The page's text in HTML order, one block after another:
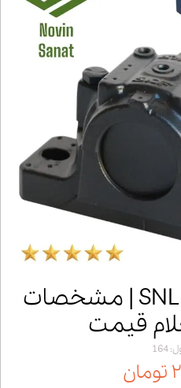
خرید یاتاقان SNL 522 | مشخصات
قیمت